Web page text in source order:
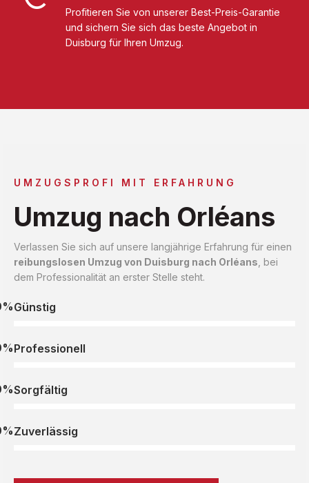
Profitieren Sie von unserer Best-Preis-Garantie
und sichern Sie sich das beste Angebot in
Duisburg für Ihren Umzug.
UMZUGSPROFI MIT ERFAHRUNG
Umzug nach Orléans
Verlassen Sie sich auf unsere langjährige Erfahrung für einen
reibungslosen Umzug von Duisburg nach Orléans , bei
dem Professionalität an erster Stelle steht.
Günstig
Professionell
Sorgfältig
Zuverlässig